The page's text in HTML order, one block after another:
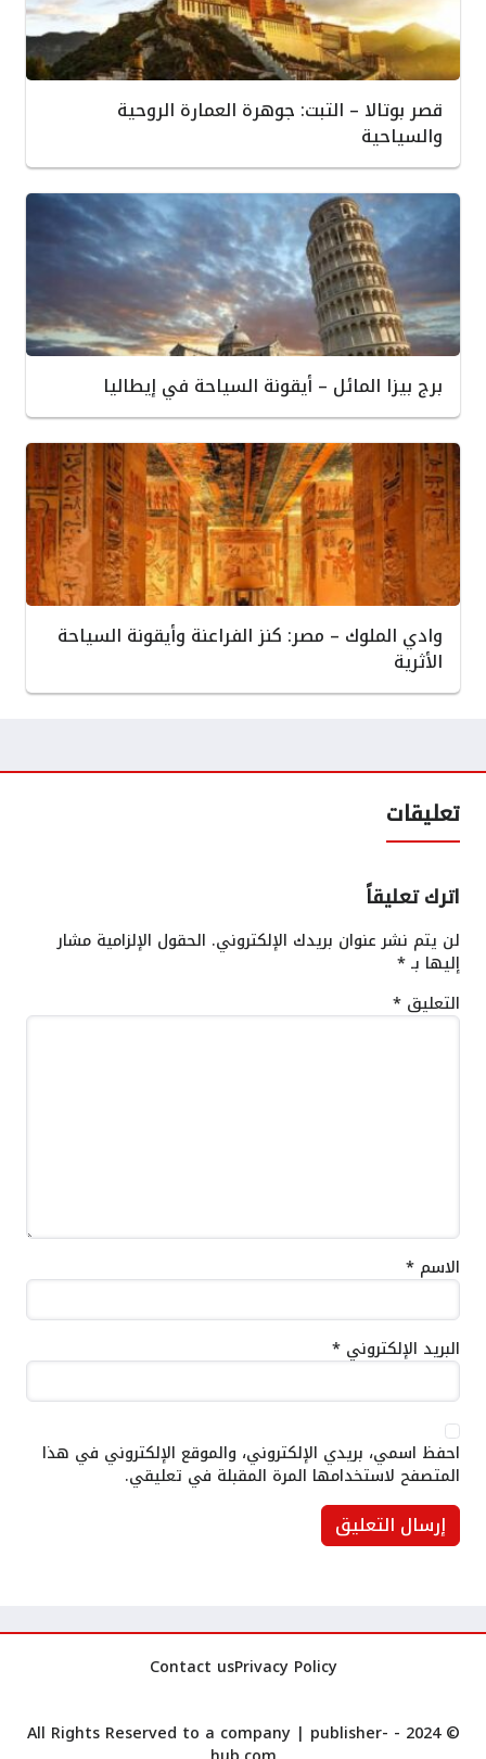
قصر بوتالا – التبت: جوهرة العمارة الروحية
والسياحية
برج بيزا المائل – أيقونة السياحة في إيطاليا
وادي الملوك – مصر: كنز الفراعنة وأيقونة السياحة
الأثرية
تعليقات
اترك تعليقاً
لن يتم نشر عنوان بريدك الإلكتروني. الحقول الإلزامية مشار
إليها بـ*
التعليق *
الاسم *
البريد الإلكتروني *
احفظ اسمي، بريدي الإلكتروني، والموقع الإلكتروني في هذا
المتصفح لاستخدامها المرة المقبلة في تعليقي.
Privacy Policy
Contact us
© 2024 - All Rights Reserved to a company |
publisher-